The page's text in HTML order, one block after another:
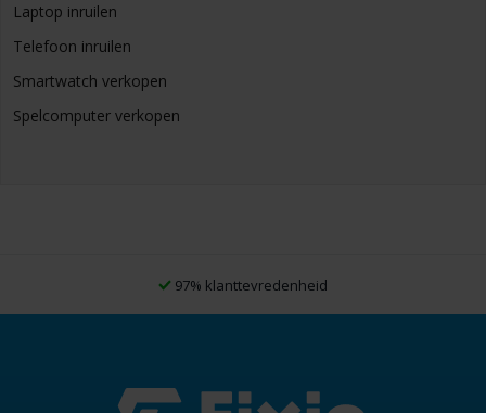
Laptop inruilen
Telefoon inruilen
Smartwatch verkopen
Spelcomputer verkopen
97% klanttevredenheid